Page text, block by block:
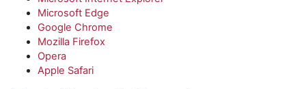
Microsoft Edge
Google Chrome
Mozilla Firefox
Opera
Apple Safari